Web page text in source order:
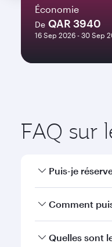
Économie
De QAR 3940
16 Sep 2026 - 30 Sep
FAQ sur
Puis-je
Oui, Qatar
Comment
Vous pouvez
Quelles sont